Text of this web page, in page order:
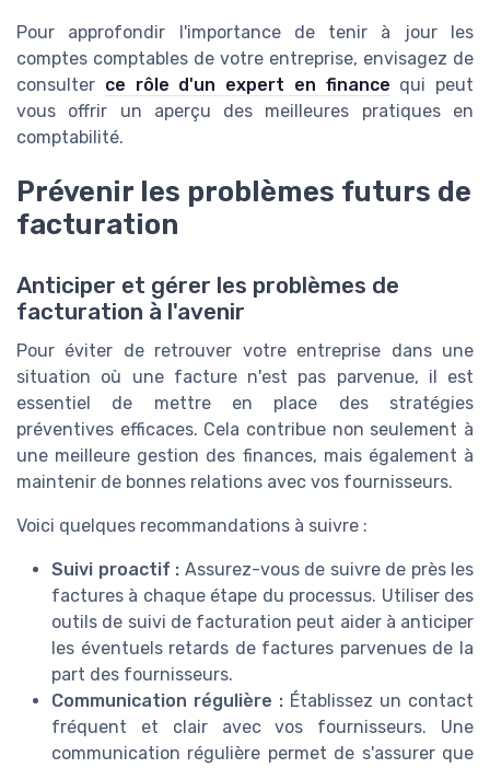
Pour approfondir l'importance de tenir à jour les
comptes comptables de votre entreprise, envisagez de
consulter ce rôle d'un expert en finance qui peut
vous offrir un aperçu des meilleures pratiques en
comptabilité.
Prévenir les problèmes futurs de
facturation
Anticiper et gérer les problèmes de
facturation à l'avenir
Pour éviter de retrouver votre entreprise dans une
situation où une facture n'est pas parvenue, il est
essentiel de mettre en place des stratégies
préventives efficaces. Cela contribue non seulement à
une meilleure gestion des finances, mais également à
maintenir de bonnes relations avec vos fournisseurs.
Voici quelques recommandations à suivre :
Suivi proactif : Assurez-vous de suivre de près les
factures à chaque étape du processus. Utiliser des
outils de suivi de facturation peut aider à anticiper
les éventuels retards de factures parvenues de la
part des fournisseurs.
Communication régulière : Établissez un contact
fréquent et clair avec vos fournisseurs. Une
communication régulière permet de s'assurer que